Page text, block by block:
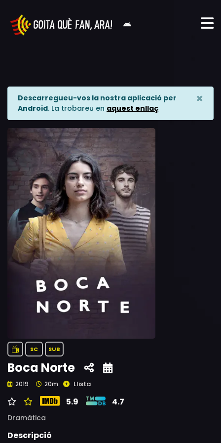
Descarregueu-vos la nostra aplicació per
Android. La trobareu en aquest enllaç
×
SC SUB
Boca Norte
2019 20m Llista
5.9 4.7
Dramàtica
Descripció